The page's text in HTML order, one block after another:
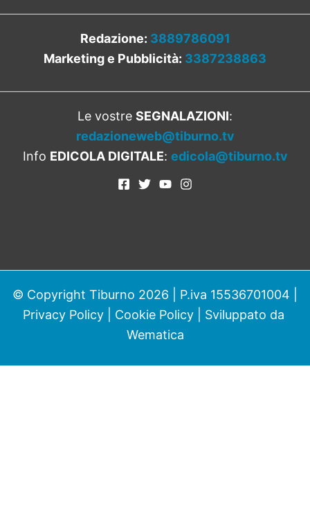
Redazione: 3889786091
Marketing e Pubblicità: 3387238863
Le vostre SEGNALAZIONI:
redazioneweb@tiburno.tv
Info EDICOLA DIGITALE: edicola@tiburno.tv
© Copyright Tiburno 2026 | P.iva 15536701004 |
Privacy Policy| Cookie Policy| Sviluppato da
Wematica